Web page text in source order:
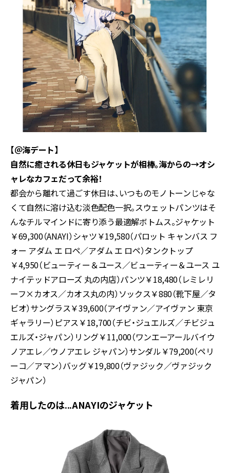
【＠海デート】
自然に癒される休日もジャケットが相棒。海からの→オシ
ャレなカフェだって余裕！
都会から離れて過ごす休日は、いつものモノトーンじゃな
くて自然に溶け込む淡色配色一択。スウェットパンツはそ
んなチルマインドに寄り添う最適解ボトムス。ジャケット
￥69,300（ANAYI）シャツ￥19,580（パロット キャンバス フ
ォー アダム エ ロペ／アダム エ ロペ）タンクトップ
￥4,950（ビューティー＆ユース／ビューティー＆ユース ユ
ナイテッドアローズ 丸の内店）パンツ￥18,480（レミレリ
ーフ×カオス／カオス丸の内）ソックス￥880（靴下屋／タ
ビオ）サングラス￥39,600（アイヴァン／アイヴァン 東京
ギャラリー）ピアス￥18,700（チビ・ジュエルズ／チビジュ
エルズ・ジャパン）リング￥11,000（ワンエーアールバイウ
ノアエレ／ウノアエレ ジャパン）サンダル￥79,200（ペリ
ーコ／アマン）バッグ￥19,800（ヴァジック／ヴァジック
ジャパン）
着用したのは...ANAYIのジャケット